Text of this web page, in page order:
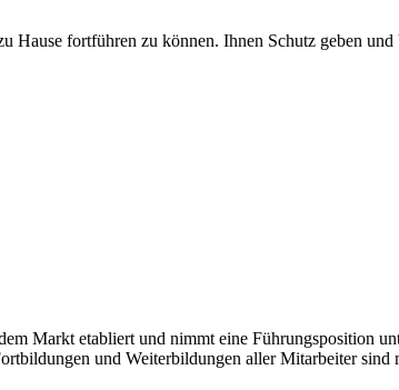
fortführen zu können. Ihnen Schutz geben und
Markt etabliert und nimmt eine Führungsposition
und Weiterbildungen aller Mitarbeiter sind